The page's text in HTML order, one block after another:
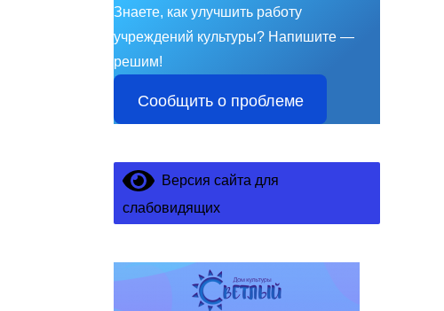
Знаете, как улучшить работу
учреждений культуры? Напишите —
решим!
Сообщить о проблеме
Версия сайта для
слабовидящих